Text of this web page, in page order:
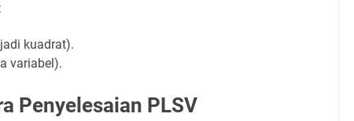
kuadrat).
variabel).
Penyelesaian PLSV